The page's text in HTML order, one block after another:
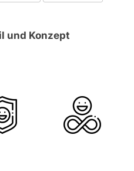
und Konzept